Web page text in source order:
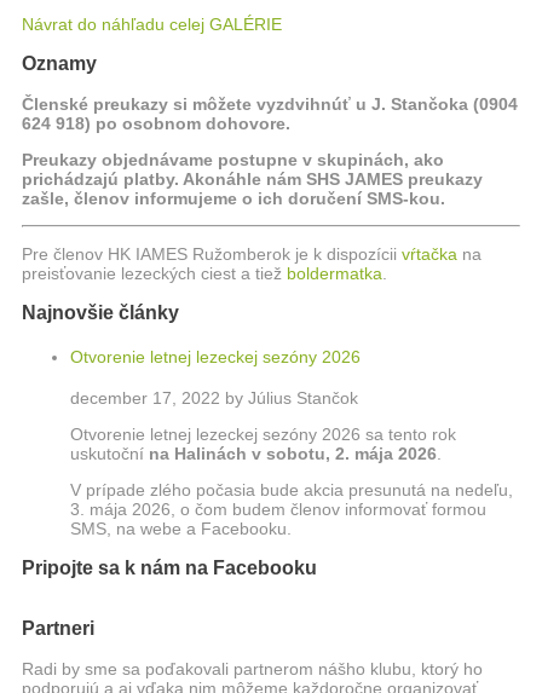
Návrat do náhľadu celej GALÉRIE
Oznamy
Členské preukazy si môžete vyzdvihnúť u J. Stančoka (0904
624 918) po osobnom dohovore.
Preukazy objednávame postupne v skupinách, ako
prichádzajú platby. Akonáhle nám SHS JAMES preukazy
zašle, členov informujeme o ich doručení SMS-kou.
Pre členov HK IAMES Ružomberok je k dispozícii vŕtačka na
preisťovanie lezeckých ciest a tiež boldermatka
Najnovšie články
Otvorenie letnej lezeckej sezóny 2026
december 17, 2022 by Július Stančok
Otvorenie letnej lezeckej sezóny 2026 sa tento rok
uskutoční na Halinách v sobotu, 2. mája 2026.
V prípade zlého počasia bude akcia presunutá na nedeľu,
3. mája 2026, o čom budem členov informovať formou
SMS, na webe a Facebooku.
Pripojte sa k nám na Facebooku
Partneri
Radi by sme sa poďakovali partnerom nášho klubu, ktorý ho
podporujú a aj vďaka nim môžeme každoročne organizovať